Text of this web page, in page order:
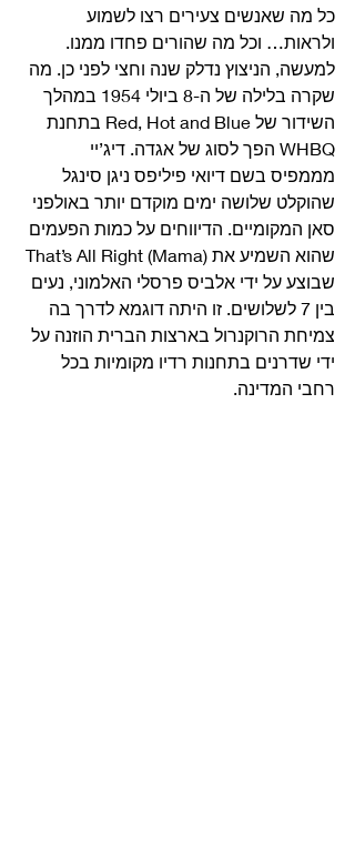
כל מה שאנשים צעירים רצו לשמוע
ולראות… וכל מה שהורים פחדו ממנו.
למעשה, הניצוץ נדלק שנה וחצי לפני כן. מה
שקרה בלילה של ה-8 ביולי 1954 במהלך
השידור של Red, Hot and Blue בתחנת
WHBQ הפך לסוג של אגדה. דיג’יי
מממפיס בשם דיואי פיליפס ניגן סינגל
שהוקלט שלושה ימים מוקדם יותר באולפני
סאן המקומיים. הדיווחים על כמות הפעמים
שבוצע על ידי אלביס פרסלי האלמוני, נעים
בין 7 לשלושים. זו היתה דוגמא לדרך בה
צמיחת הרוקנרול בארצות הברית הוזנה על
ידי שדרנים בתחנות רדיו מקומיות בכל
רחבי המדינה.